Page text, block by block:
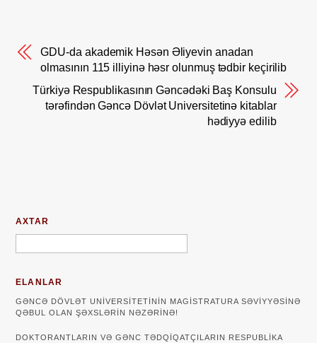
GDU-da akademik Həsən Əliyevin anadan
olmasının 115 illiyinə həsr olunmuş tədbir keçirilib
Türkiyə Respublikasının Gəncədəki Baş Konsulu
tərəfindən Gəncə Dövlət Universitetinə kitablar
hədiyyə edilib
AXTAR
ELANLAR
GƏNCƏ DÖVLƏT UNIVERSITETININ MAGISTRATURA SƏVIYYƏSINƏ
QƏBUL OLAN ŞƏXSLƏRIN NƏZƏRINƏ!
DOKTORANTLARIN VƏ GƏNC TƏDQİQATÇILARIN RESPUBLİKA